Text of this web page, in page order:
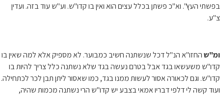
בפשתי העץ". וא"כ פשתן בכלל עצים הוא ואין בו קדו"ש. וע"ש עוד בזה. ועדין
צ"ע.
ומ"שהחזו"א הנ"ל דכל שנשתנה חשיב כמבוער. לא מספיק אלא למה שאין בו
קדו"ש משעשאו בגד אבל בטרם נעשה בגד שלא נשתנה כלל צריך להיות בו
קדו"ש. וגם לכאורה אסור לעשות ממנו בגד, כמו שאסור ליתן תבן לכר לכתחילה.
ועוד קשה לי דלפי דבריו אמאי בצבע יש קדו"ש הרי נשתנה מכמות שהיה,